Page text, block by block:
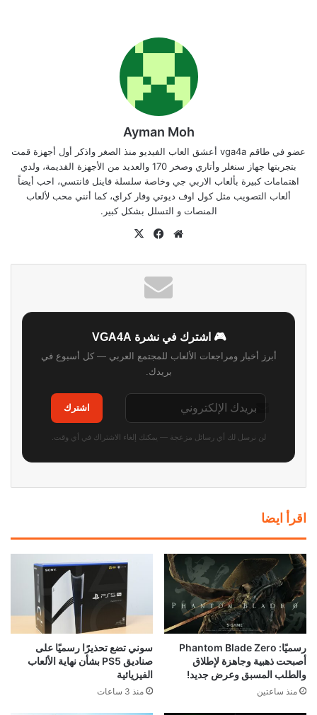
Ayman Moh
عضو في طاقم vga4a أعشق العاب الفيديو منذ الصغر واذكر أول أجهزة قمت
بتجربتها جهاز سنغلر وأتاري وصخر 170 والعديد من الأجهزة القديمة، ولدي
اهتمامات كبيرة بألعاب الاربي جي وخاصة سلسلة فاينل فانتسي، احب أيضاً
ألعاب التصويب مثل كول اوف ديوتي وفار كراي، كما أنني محب لألعاب
المنصات و التسلل بشكل كبير.
موقع
فيسبوك
🎮 اشترك في نشرة VGA4A
أبرز أخبار ومراجعات الألعاب للمجتمع العربي — كل أسبوع في
بريدك.
اشترك
لن نرسل لك أي رسائل مزعجة — يمكنك إلغاء الاشتراك في أي وقت.
اقرأ ايضا
رسميًا: Phantom Blade Zero
أصبحت ذهبية وجاهزة لإطلاق
والطلب المسبق وعرض جديد!
منذ ساعتين
سوني تضع تحذيرًا رسميًا على
صناديق PS5 بشأن نهاية الألعاب
الفيزيائية
منذ 3 ساعات